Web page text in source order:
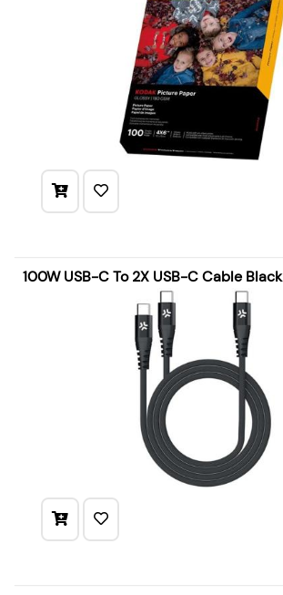
100W USB-C To 2X USB-C Cable Black